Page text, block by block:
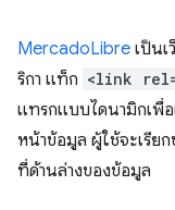
MercadoLibre เป็น
ริกา แท็ก <link
แทรกแบบไดนามิกเพื่อ
หน้าข้อมูล ผู้ใช้จะเรี
ที่ด้านล่างของข้อมูล